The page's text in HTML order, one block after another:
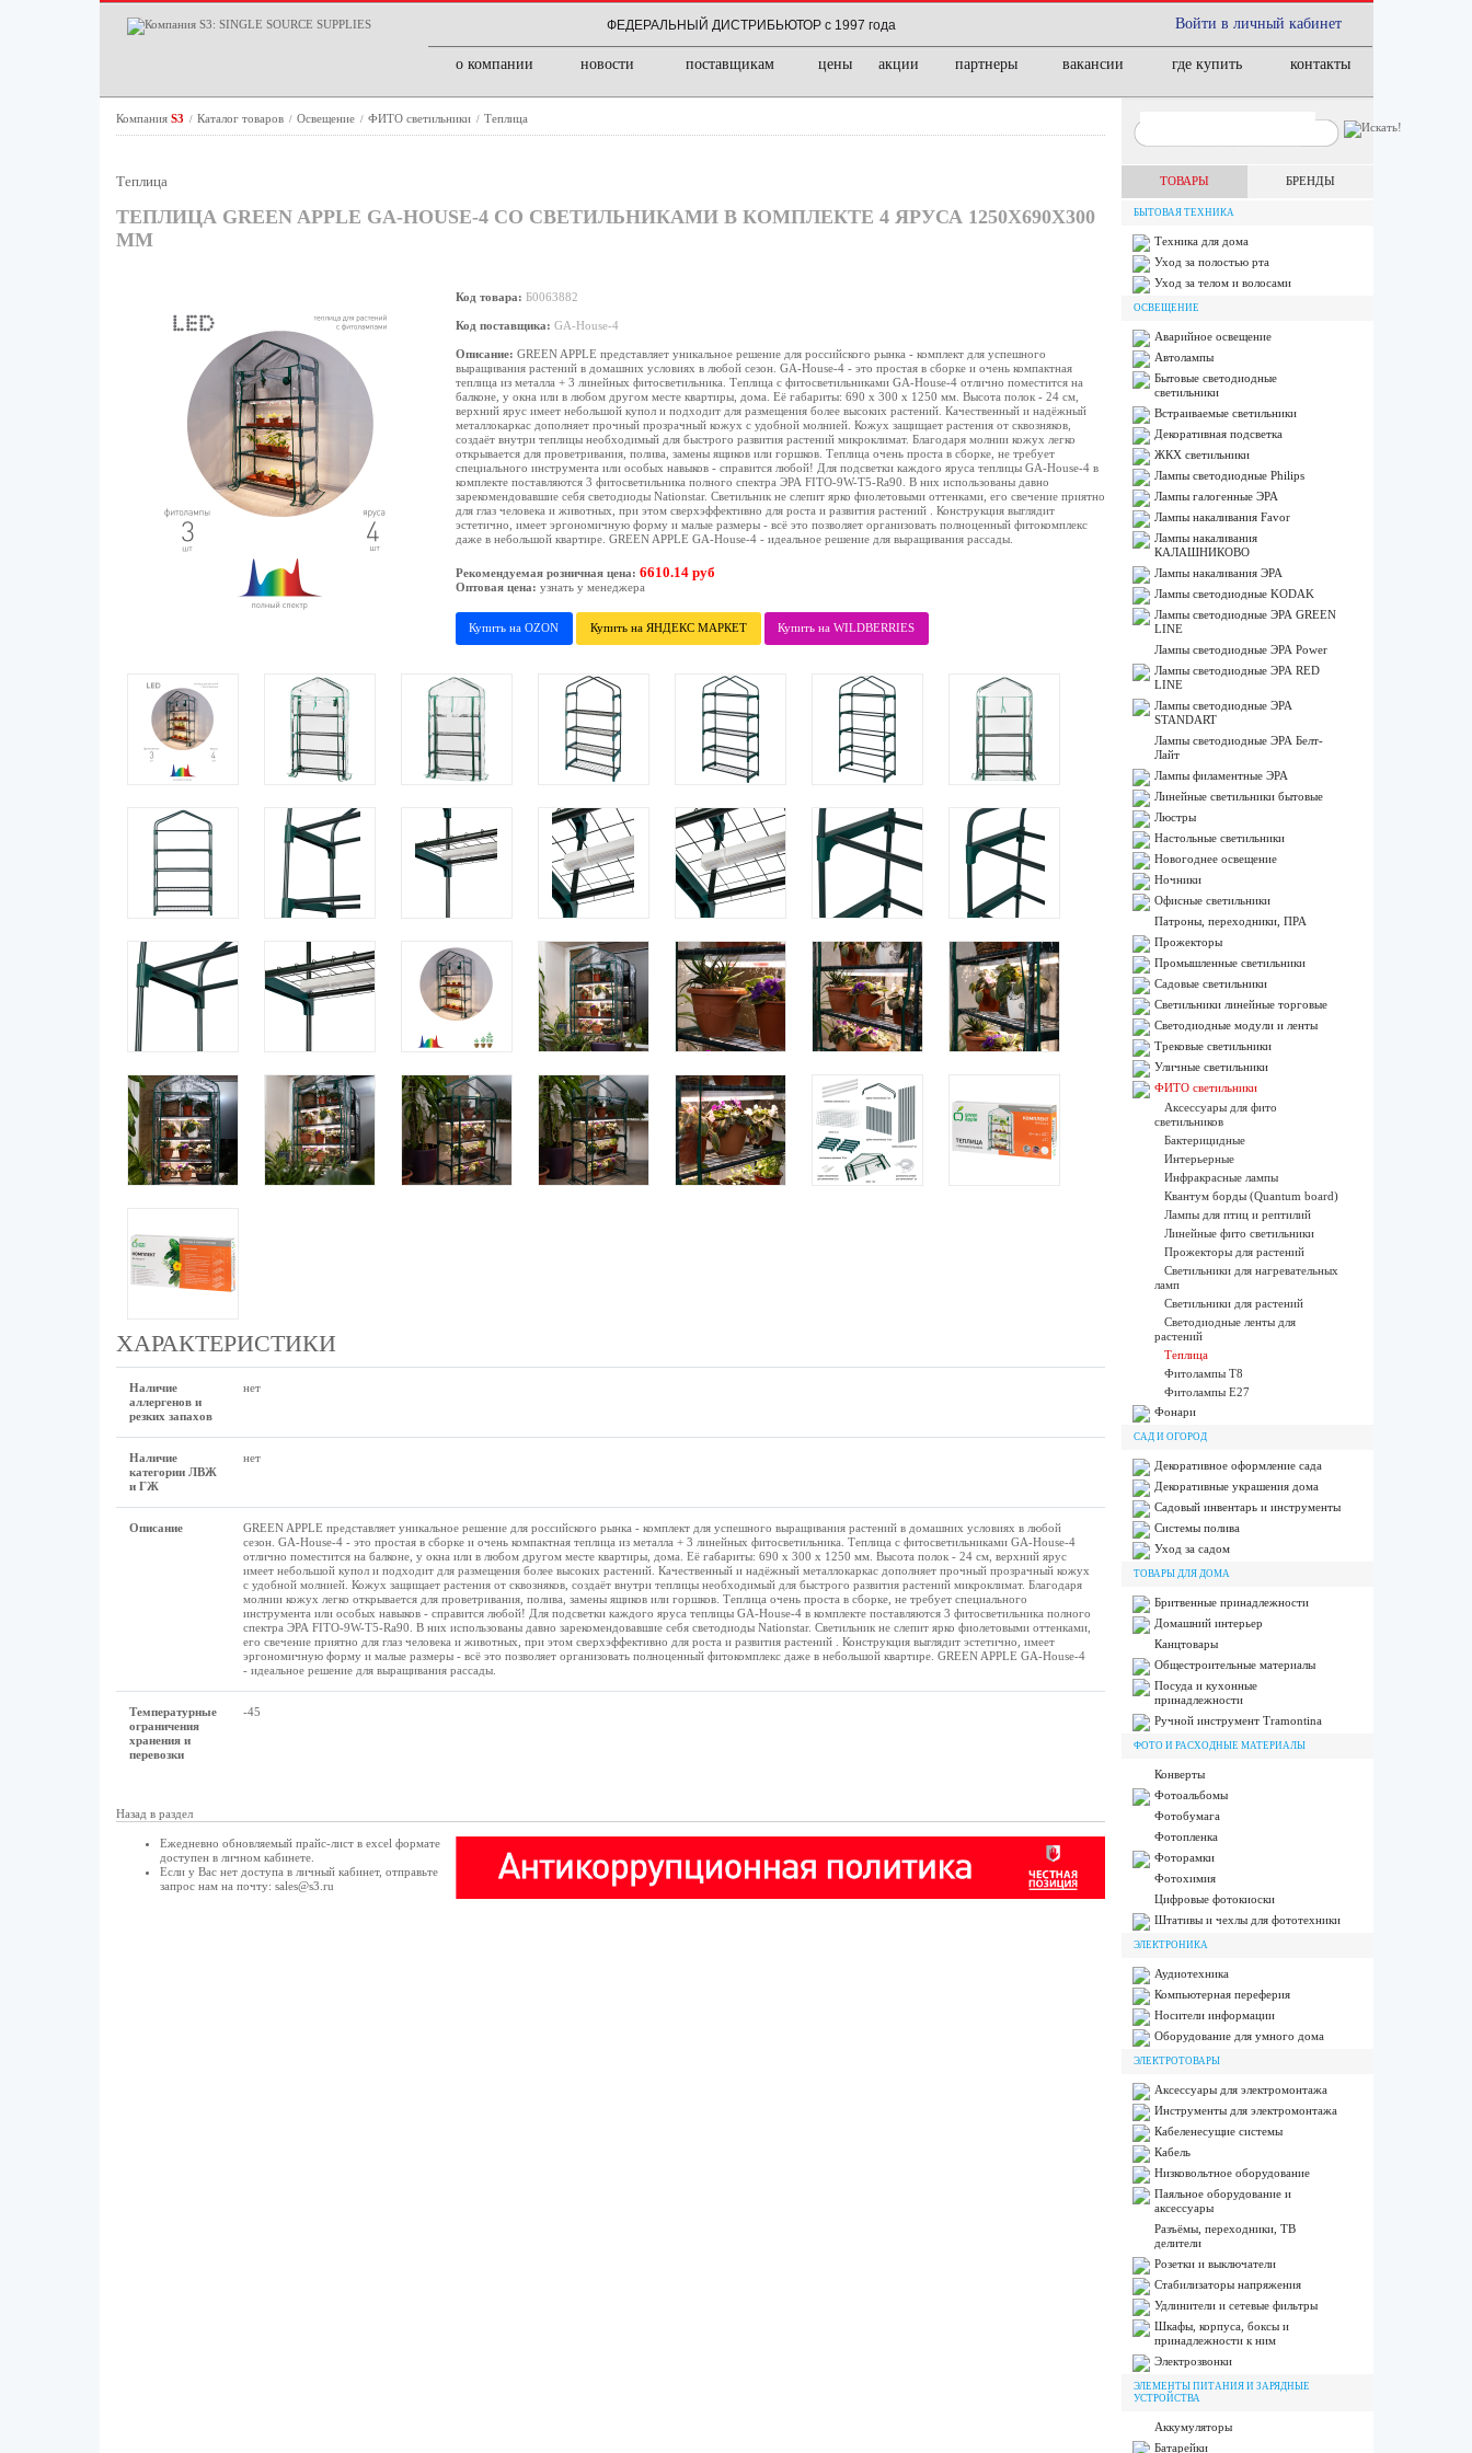
Войти в личный кабинет
ФЕДЕРАЛЬНЫЙ ДИСТРИБЬЮТОР с 1997 года
о компании новости поставщикам цены акции партнеры вакансии где купить контакты
Компания S3 / Каталог товаров / Освещение / ФИТО светильники / Теплица
Теплица
ТЕПЛИЦА GREEN APPLE GA-HOUSE-4 СО СВЕТИЛЬНИКАМИ В КОМПЛЕКТЕ 4 ЯРУСА 1250Х690Х300
ММ
Код товара: Б0063882
Код поставщика: GA-House-4
Описание: GREEN APPLE представляет уникальное решение для российского рынка - комплект для успешного
выращивания растений в домашних условиях в любой сезон. GA-House-4 - это простая в сборке и очень компактная
теплица из металла + 3 линейных фитосветильника. Теплица с фитосветильниками GA-House-4 отлично поместится на
балконе, у окна или в любом другом месте квартиры, дома. Её габариты: 690 х 300 х 1250 мм. Высота полок - 24 см,
верхний ярус имеет небольшой купол и подходит для размещения более высоких растений. Качественный и надёжный
металлокаркас дополняет прочный прозрачный кожух с удобной молнией. Кожух защищает растения от сквозняков,
создаёт внутри теплицы необходимый для быстрого развития растений микроклимат. Благодаря молнии кожух легко
открывается для проветривания, полива, замены ящиков или горшков. Теплица очень проста в сборке, не требует
специального инструмента или особых навыков - справится любой! Для подсветки каждого яруса теплицы GA-House-4 в
комплекте поставляются 3 фитосветильника полного спектра ЭРА FITO-9W-T5-Ra90. В них использованы давно
зарекомендовавшие себя светодиоды Nationstar. Светильник не слепит ярко фиолетовыми оттенками, его свечение приятно
для глаз человека и животных, при этом сверхэффективно для роста и развития растений . Конструкция выглядит
эстетично, имеет эргономичную форму и малые размеры - всё это позволяет организовать полноценный фитокомплекс
даже в небольшой квартире. GREEN APPLE GA-House-4 - идеальное решение для выращивания рассады.
Рекомендуемая розничная цена: 6610.14 руб
Оптовая цена: узнать у менеджера
Купить на OZON Купить на ЯНДЕКС МАРКЕТ Купить на WILDBERRIES
ХАРАКТЕРИСТИКИ
Наличие
аллергенов и
резких запахов
нет
Наличие
категории ЛВЖ
и ГЖ
нет
Описание
GREEN APPLE представляет уникальное решение для российского рынка - комплект для успешного выращивания растений в домашних условиях в любой
сезон. GA-House-4 - это простая в сборке и очень компактная теплица из металла + 3 линейных фитосветильника. Теплица с фитосветильниками GA-House-4
отлично поместится на балконе, у окна или в любом другом месте квартиры, дома. Её габариты: 690 х 300 х 1250 мм. Высота полок - 24 см, верхний ярус
имеет небольшой купол и подходит для размещения более высоких растений. Качественный и надёжный металлокаркас дополняет прочный прозрачный кожух
с удобной молнией. Кожух защищает растения от сквозняков, создаёт внутри теплицы необходимый для быстрого развития растений микроклимат. Благодаря
молнии кожух легко открывается для проветривания, полива, замены ящиков или горшков. Теплица очень проста в сборке, не требует специального
инструмента или особых навыков - справится любой! Для подсветки каждого яруса теплицы GA-House-4 в комплекте поставляются 3 фитосветильника полного
спектра ЭРА FITO-9W-T5-Ra90. В них использованы давно зарекомендовавшие себя светодиоды Nationstar. Светильник не слепит ярко фиолетовыми оттенками,
его свечение приятно для глаз человека и животных, при этом сверхэффективно для роста и развития растений . Конструкция выглядит эстетично, имеет
эргономичную форму и малые размеры - всё это позволяет организовать полноценный фитокомплекс даже в небольшой квартире. GREEN APPLE GA-House-4
- идеальное решение для выращивания рассады.
Температурные
ограничения
хранения и
перевозки
-45
Назад в раздел
Ежедневно обновляемый прайс-лист в excel формате
доступен в личном кабинете.
Если у Вас нет доступа в личный кабинет, отправьте
запрос нам на почту: sales@s3.ru
ТОВАРЫ БРЕНДЫ
БЫТОВАЯ ТЕХНИКА
Техника для дома
Уход за полостью рта
Уход за телом и волосами
ОСВЕЩЕНИЕ
Аварийное освещение
Автолампы
Бытовые светодиодные
светильники
Встраиваемые светильники
Декоративная подсветка
ЖКХ светильники
Лампы cветодиодные Philips
Лампы галогенные ЭРА
Лампы накаливания Favor
Лампы накаливания
КАЛАШНИКОВО
Лампы накаливания ЭРА
Лампы светодиодные KODAK
Лампы светодиодные ЭРА GREEN
LINE
Лампы светодиодные ЭРА Power
Лампы светодиодные ЭРА RED
LINE
Лампы светодиодные ЭРА
STANDART
Лампы светодиодные ЭРА Белт-
Лайт
Лампы филаментные ЭРА
Линейные светильники бытовые
Люстры
Настольные светильники
Новогоднее освещение
Ночники
Офисные светильники
Патроны, переходники, ПРА
Прожекторы
Промышленные светильники
Садовые светильники
Светильники линейные торговые
Светодиодные модули и ленты
Трековые светильники
Уличные светильники
ФИТО светильники
Аксессуары для фито
светильников
Бактерицидные
Интерьерные
Инфракрасные лампы
Квантум борды (Quantum board)
Лампы для птиц и рептилий
Линейные фито светильники
Прожекторы для растений
Светильники для нагревательных
ламп
Светильники для растений
Светодиодные ленты для
растений
Теплица
Фитолампы T8
Фитолампы Е27
Фонари
САД И ОГОРОД
Декоративное оформление сада
Декоративные украшения дома
Садовый инвентарь и инструменты
Системы полива
Уход за садом
ТОВАРЫ ДЛЯ ДОМА
Бритвенные принадлежности
Домашний интерьер
Канцтовары
Общестроительные материалы
Посуда и кухонные
принадлежности
Ручной инструмент Tramontina
ФОТО И РАСХОДНЫЕ МАТЕРИАЛЫ
Конверты
Фотоальбомы
Фотобумага
Фотопленка
Фоторамки
Фотохимия
Цифровые фотокиоски
Штативы и чехлы для фототехники
ЭЛЕКТРОНИКА
Аудиотехника
Компьютерная переферия
Носители информации
Оборудование для умного дома
ЭЛЕКТРОТОВАРЫ
Аксессуары для электромонтажа
Инструменты для электромонтажа
Кабеленесущие системы
Кабель
Низковольтное оборудование
Паяльное оборудование и
аксессуары
Разъёмы, переходники, ТВ
делители
Розетки и выключатели
Стабилизаторы напряжения
Удлинители и сетевые фильтры
Шкафы, корпуса, боксы и
принадлежности к ним
Электрозвонки
ЭЛЕМЕНТЫ ПИТАНИЯ И ЗАРЯДНЫЕ
УСТРОЙСТВА
Аккумуляторы
Батарейки